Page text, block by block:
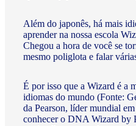
Além do japonês, há mais
aprender na nossa escola
Chegou a hora de você se
mesmo poliglota e falar
É por isso que a Wizard é a
idiomas do mundo (Fonte:
da Pearson, líder mundial
conhecer o DNA Wizard by